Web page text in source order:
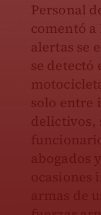
Personal
comentó a
alertas se
se detectó
solo entre
delictivos,
abogados
ocasiones